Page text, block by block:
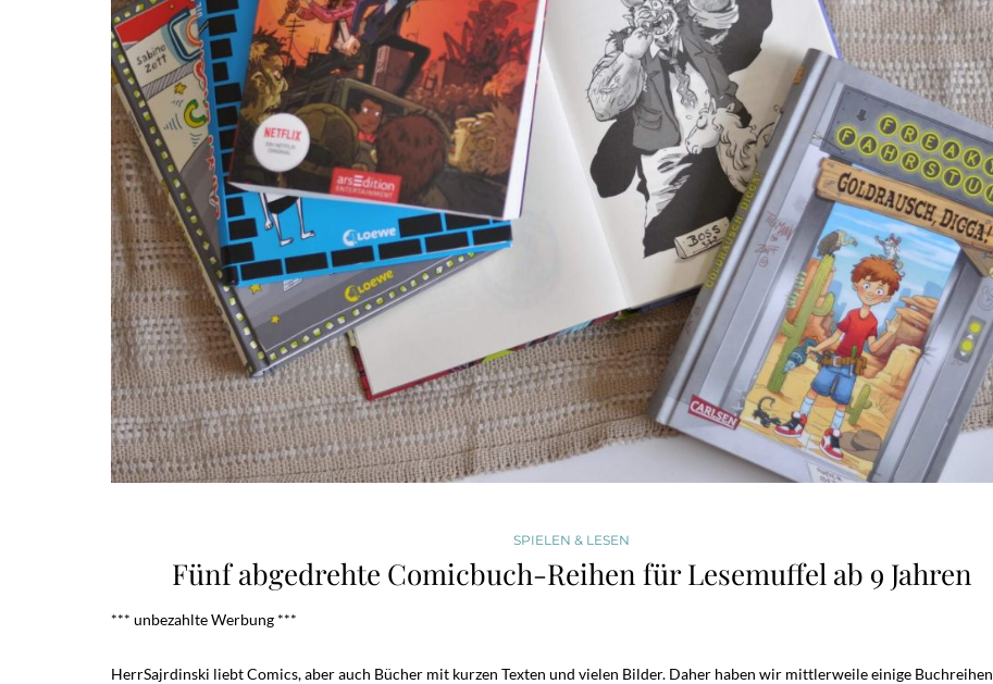
SPIELEN & LESEN
Fünf abgedrehte Comicbuch-Reihen für Lesemuffel ab 9 Jahren
*** unbezahlte Werbung ***
HerrSajrdinski liebt Comics, aber auch Bücher mit kurzen Texten und vielen Bilder. Daher haben wir mittlerweile einige Buchreihen